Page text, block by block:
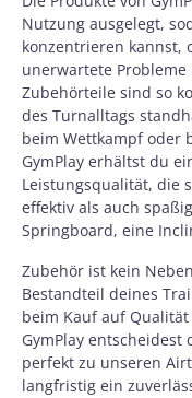
Nutzung ausgelegt,
konzentrieren kannst,
unerwartete
Zubehörteile sind so
des Turnalltags
beim Wettkampf oder
GymPlay erhältst du
Leistungsqualität, die
effektiv als auch
Springboard, eine
Zubehör ist kein
Bestandteil deines
beim Kauf auf
GymPlay
perfekt zu unseren
langfristig ein